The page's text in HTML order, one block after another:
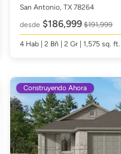
San Antonio, TX 78264
desde $186,999 $191,999
4 Hab| 2 Bñ | 2 Gr | 1,575 sq. ft.
Construyendo Ahora